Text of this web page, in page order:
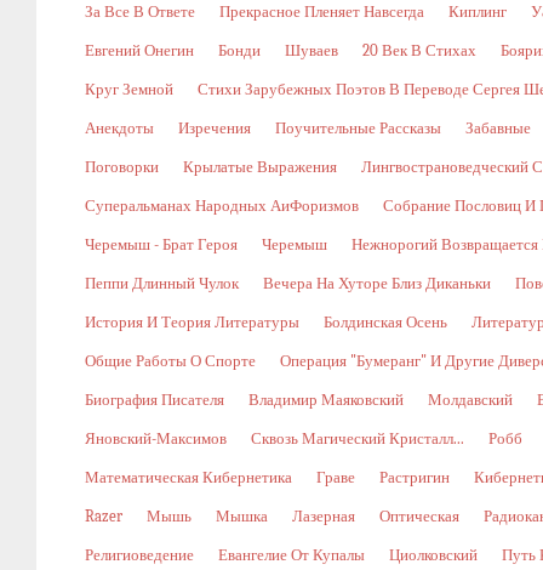
За Все В Ответе Прекрасное Пленяет Навсегда Киплинг
Евгений Онегин Бонди Шуваев 20 Век В Стихах
Круг Земной Стихи Зарубежных Поэтов В Переводе Сергея
Анекдоты Изречения Поучительные Рассказы Забавные
Поговорки Крылатые Выражения Лингвострановедческий
Суперальманах Народных АиФоризмов Собрание Пословиц И
Черемыш - Брат Героя Черемыш Нежнорогий
Пеппи Длинный Чулок Вечера На Хуторе Близ Диканьки
История И Теория Литературы Болдинская Осень
Общие Работы О Спорте Операция "Бумеранг" И Другие
Биография Писателя Владимир Маяковский Молдавский
Яновский-Максимов Сквозь Магический Кристалл... Робб
Математическая Кибернетика Граве Растригин
Razer Мышь Мышка Лазерная Оптическая
Религиоведение Евангелие От Купалы Циолковский Путь